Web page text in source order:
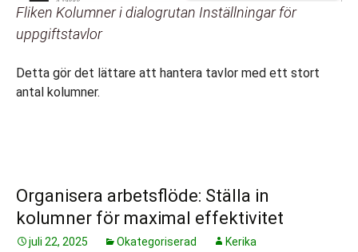
Fliken Kolumner i dialogrutan Inställningar för
uppgiftstavlor
Detta gör det lättare att hantera tavlor med ett stort
antal kolumner.
Organisera arbetsflöde: Ställa in
kolumner för maximal effektivitet
juli 22, 2025 Okategoriserad Kerika